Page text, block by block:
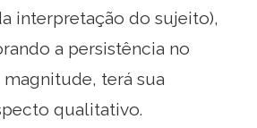
interpretação do sujeito),
a persistência no
terá sua
qualitativo.